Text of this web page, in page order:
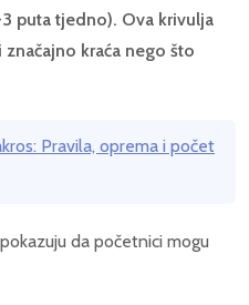
puta tjedno). Ova krivulja
kraća nego što
Pravila, oprema i počet
da početnici mogu